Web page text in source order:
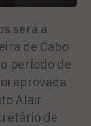
será a
de Cabo
período de
aprovada
Alair
de